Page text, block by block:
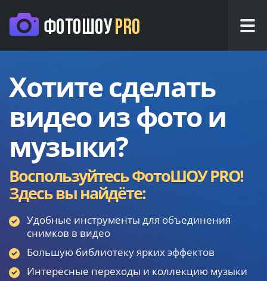
Хотите сделать
видео из фото и
музыки?
Воспользуйтесь ФотоШОУ PRO!
Здесь вы найдёте:
Удобные инструменты для объединения
снимков в видео
Большую библиотеку ярких эффектов
Интересные переходы и коллекцию музыки